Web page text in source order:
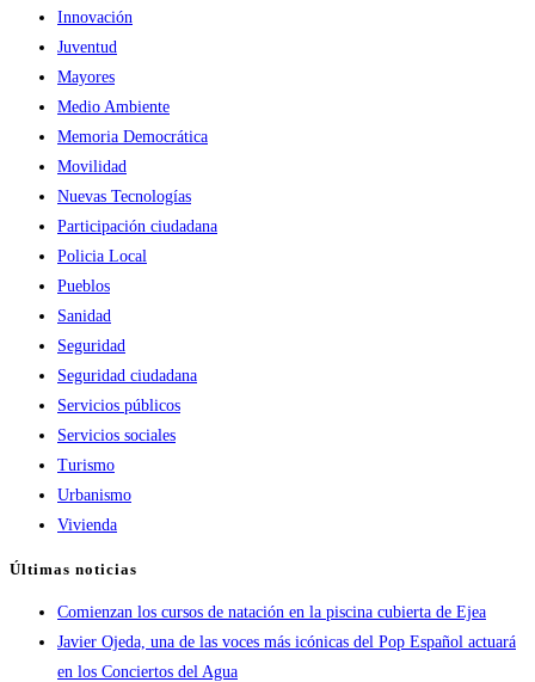
Innovación
Juventud
Mayores
Medio Ambiente
Memoria Democrática
Movilidad
Nuevas Tecnologías
Participación ciudadana
Policia Local
Pueblos
Sanidad
Seguridad
Seguridad ciudadana
Servicios públicos
Servicios sociales
Turismo
Urbanismo
Vivienda
Últimas noticias
Comienzan los cursos de natación en la piscina cubierta de Ejea
Javier Ojeda, una de las voces más icónicas del Pop Español actuará
en los Conciertos del Agua